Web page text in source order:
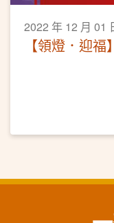
2022 年 12 月 01
【領燈．迎